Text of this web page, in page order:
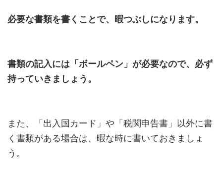
必要な書類を書くことで、暇つぶしになります。
書類の記入には「ボールペン」が必要なので、必ず
持っていきましょう。
また、「出入国カード」や「税関申告書」以外に書
く書類がある場合は、暇な時に書いておきましょ
う。